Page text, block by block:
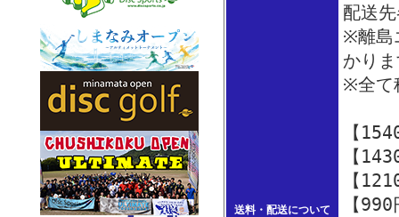
送料・配送について
配送
※離島
かり
※全て
【
【
【
【